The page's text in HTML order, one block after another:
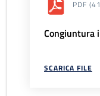
PDF
Congiuntura
SCARICA FILE